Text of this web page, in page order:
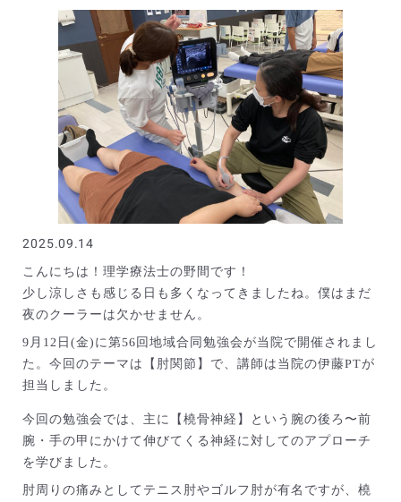
2025.09.14
こんにちは！理学療法士の野間です！
少し涼しさも感じる日も多くなってきましたね。僕はまだ
夜のクーラーは欠かせません。
9月12日(金)に第56回地域合同勉強会が当院で開催されまし
た。今回のテーマは【肘関節】で、講師は当院の伊藤PTが
担当しました。
今回の勉強会では、主に【橈骨神経】という腕の後ろ〜前
腕・手の甲にかけて伸びてくる神経に対してのアプローチ
を学びました。
肘周りの痛みとしてテニス肘やゴルフ肘が有名ですが、橈